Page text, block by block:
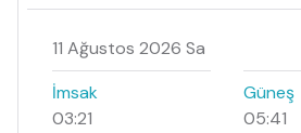
11 Ağustos 2026 Sa
İmsak
03:21
Güneş
05:41